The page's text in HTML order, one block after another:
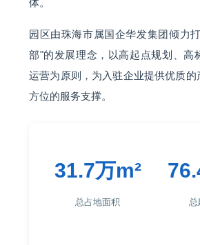
园区由珠海市属国企华发集团倾力
部"的发展理念，以高起点规划、高
运营为原则，为入驻企业提供优质的
方位的服务支撑。
31.7万m²
总占地面积 总